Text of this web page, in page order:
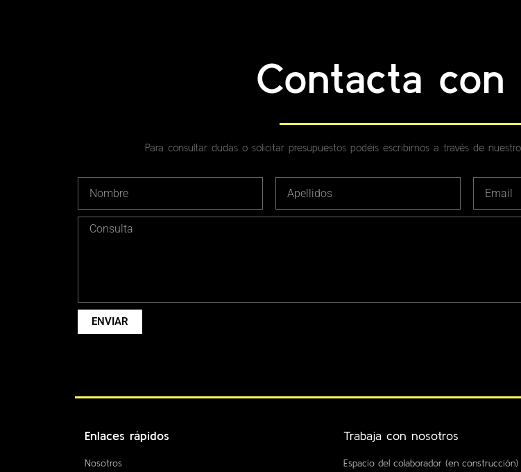
Contacta con
Para consultar dudas o solicitar presupuestos podéis escribirnos a través de
ENVIAR
Enlaces rápidos
Nosotros
Trabaja con nosotros
Espacio del colaborador (en construcción)